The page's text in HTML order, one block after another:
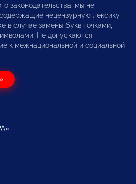
законодательства, мы не
нецензурную лексику
в случае замены букв точками,
Не допускаются
к межнациональной и социальной